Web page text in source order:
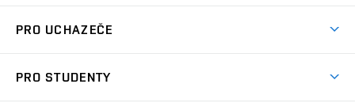
PRO UCHAZEČE
PRO STUDENTY